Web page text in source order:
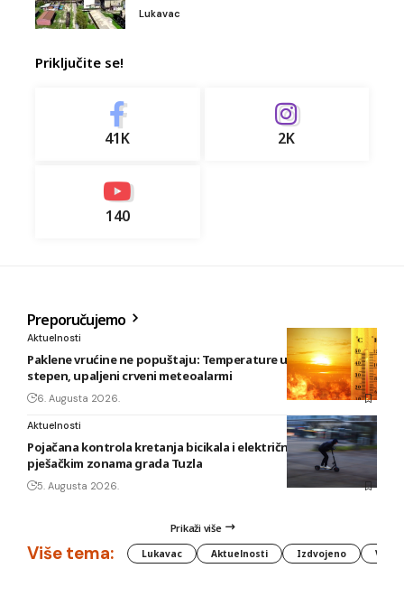
Lukavac
Priključite se!
41K 2K
140
Preporučujemo
Aktuelnosti
Paklene vrućine ne popuštaju: Temperature u BiH i do 41
stepen, upaljeni crveni meteoalarmi
6. Augusta 2026.
Aktuelnosti
Pojačana kontrola kretanja bicikala i električnih romobila u
pješačkim zonama grada Tuzla
5. Augusta 2026.
Prikaži više
Više tema: Lukavac Aktuelnosti Izdvojeno